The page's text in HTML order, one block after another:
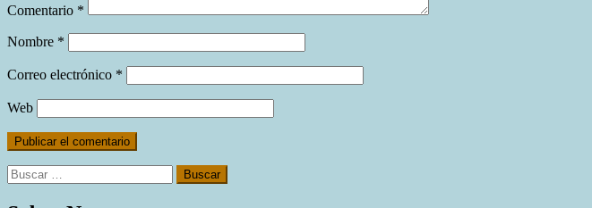
Comentario *
Nombre *
Correo electrónico *
Web
Buscar: